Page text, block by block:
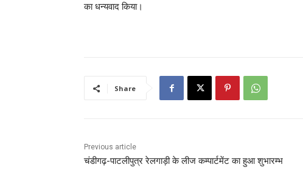
का धन्यवाद किया।
Share
Previous article
चंडीगढ़-पाटलीपुत्र रेलगाड़ी के लीज कम्पार्टमेंट का हुआ शुभारम्भ